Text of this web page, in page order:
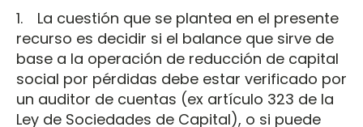
1. La cuestión que se plantea en el presente
recurso es decidir si el balance que sirve de
base a la operación de reducción de capital
social por pérdidas debe estar verificado por
un auditor de cuentas (ex artículo 323 de la
Ley de Sociedades de Capital), o si puede